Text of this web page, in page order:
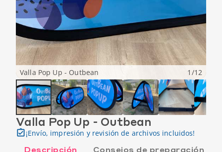
Valla Pop Up - Outbean 1 /12
Valla Pop Up - Outbean
¡Envío, impresión y revisión de archivos incluidos!
Descripción Consejos de preparación